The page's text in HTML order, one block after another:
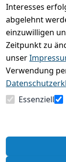
5
4
3
2
1
Artikel
Rechtliche
Interesses
abgelehnt
einzuwilligen
Zeitpunkt zu
unser
Verwendung
Essenziell